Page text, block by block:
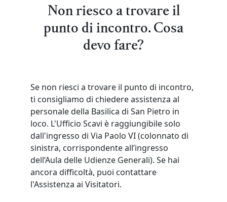
Non riesco a trovare il
punto di incontro. Cosa
devo fare?
Se non riesci a trovare il punto di incontro,
ti consigliamo di chiedere assistenza al
personale della Basilica di San Pietro in
loco. L'Ufficio Scavi è raggiungibile solo
dall'ingresso di Via Paolo VI (colonnato di
sinistra, corrispondente all’ingresso
dell’Aula delle Udienze Generali). Se hai
ancora difficoltà, puoi contattare
l'Assistenza ai Visitatori.